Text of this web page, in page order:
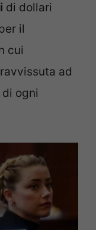
di dollari
il
cui
ad
ogni